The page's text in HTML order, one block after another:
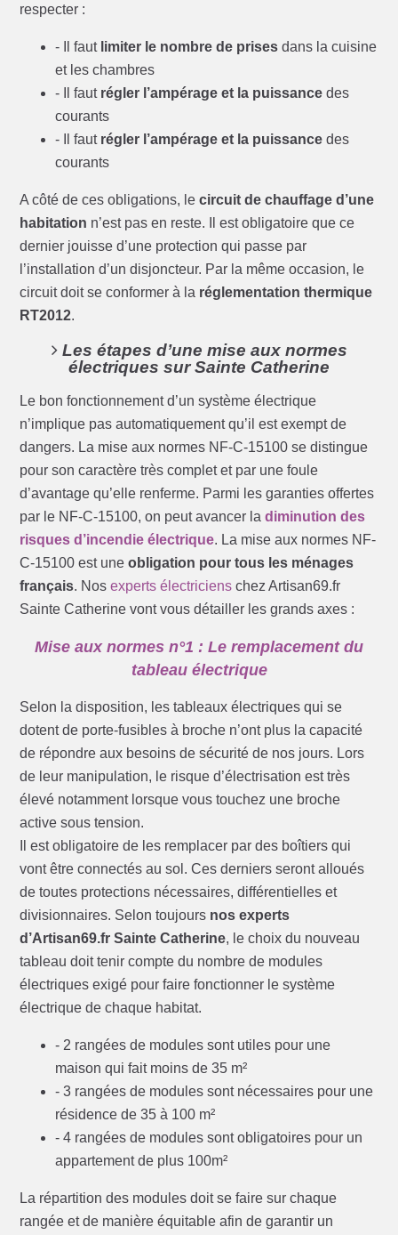
respecter :
- Il faut limiter le nombre de prises dans la cuisine
et les chambres
- Il faut régler l’ampérage et la puissance des
courants
- Il faut régler l’ampérage et la puissance des
courants
A côté de ces obligations, lecircuit de chauffage d’une
habitation n’est pas en reste. Il est obligatoire que ce
dernier jouisse d’une protection qui passe par
l’installation d’un disjoncteur. Par la même occasion, le
circuit doit se conformer à la réglementation thermique
RT2012.
Les étapes d’une mise aux normes
électriques sur Sainte Catherine
Le bon fonctionnement d’un système électrique
n’implique pas automatiquement qu’il est exempt de
dangers. La mise aux normes NF-C-15100 se distingue
pour son caractère très complet et par une foule
d’avantage qu’elle renferme. Parmi les garanties offertes
par le NF-C-15100, on peut avancer ladiminution des
risques d’incendie électrique. La mise aux normes NF-
C-15100 est uneobligation pour tous les ménages
français. Nosexperts électriciens chez Artisan69.fr
Sainte Catherine vont vous détailler les grands axes :
Mise aux normes n°1 : Le remplacement du
tableau électrique
Selon la disposition, les tableaux électriques qui se
dotent de porte-fusibles à broche n’ont plus la capacité
de répondre aux besoins de sécurité de nos jours. Lors
de leur manipulation, le risque d’électrisation est très
élevé notamment lorsque vous touchez une broche
active sous tension.
Il est obligatoire de les remplacer par des boîtiers qui
vont être connectés au sol. Ces derniers seront alloués
de toutes protections nécessaires, différentielles et
divisionnaires. Selon toujours nos experts
d’Artisan69.fr Sainte Catherine, le choix du nouveau
tableau doit tenir compte du nombre de modules
électriques exigé pour faire fonctionner le système
électrique de chaque habitat.
- 2 rangées de modules sont utiles pour une
maison qui fait moins de 35 m²
- 3 rangées de modules sont nécessaires pour une
résidence de 35 à 100 m²
- 4 rangées de modules sont obligatoires pour un
appartement de plus 100m²
La répartition des modules doit se faire sur chaque
rangée et de manière équitable afin de garantir un